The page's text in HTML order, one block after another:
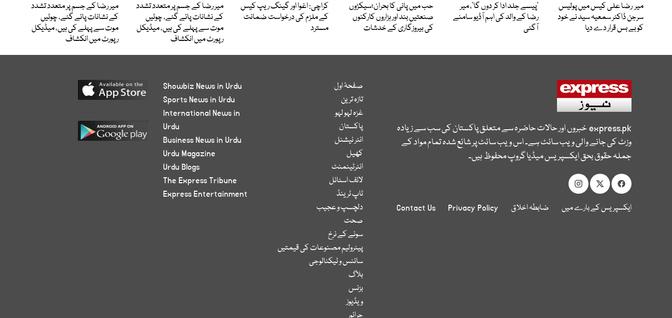
میر رضا علی کیس میں پولیس
سرجن ڈاکٹر سمعیہ سید نے خود
کو بے بس قرار دے دیا
’پیسے جلد ادا کر دوں گا‘، میر
رضا کے والد کی اہم آڈیو سامنے
آگئی
حب میں پانی کا بحران؛سیکڑوں
صنعتیں بند اور ہزاروں کارکنوں
کی بیروزگاری کے خدشات
کراچی: اغوا اور گینگ ریپ کیس
کے ملزم کی درخواست ضمانت
مسترد
میر رضا کے جسم پر متعدد تشدد
کے نشانات پائے گئے، چوٹیں
موت سے پہلے کی ہیں، میڈیکل
رپورٹ میں انکشاف
میر رضا کے جسم پر متعدد تشدد
کے نشانات پائے گئے، چوٹیں
موت سے پہلے کی ہیں، میڈیکل
رپورٹ میں انکشاف
express.pkخبروں اور حالات حاضرہ سے متعلق پاکستان کی سب سے زیادہ
وزٹ کی جانے والی ویب سائٹ ہے۔ اس ویب سائٹ پر شائع شدہ تمام مواد کے
جملہ حقوق بحق ایکسپریس میڈیا گروپ محفوظ ہیں۔
ایکسپریس کے بارے میں ضابطہ اخلاق Privacy Policy
Contact Us
صفحۂ اول
تازہ ترین
غزہ لہو لہو
پاکستان
انٹر نیشنل
کھیل
انٹرٹینمنٹ
لائف اسٹائل
ٹاپ ٹرینڈ
دلچسپ و عجیب
صحت
سونے کے نرخ
پیٹرولیم مصنوعات کی قیمتیں
سائنس و ٹیکنالوجی
بلاگ
بزنس
ویڈیوز
جرائم
Showbiz News in Urdu
Sports News in Urdu
International News in
Urdu
Business News in Urdu
Urdu Magazine
Urdu Blogs
The Express Tribune
Express Entertainment